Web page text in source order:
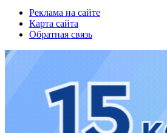
Реклама на сайте
Карта сайта
Обратная связь